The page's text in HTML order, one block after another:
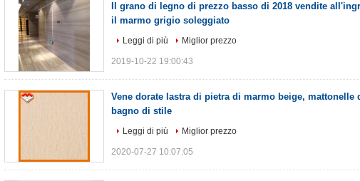
Il grano di legno di prezzo basso di 2018 vendite
il marmo grigio soleggiato
Leggi di più Miglior prezzo
2019-10-22 19:00:43
Vene dorate lastra di pietra di marmo beige, mattonelle
bagno di stile
Leggi di più Miglior prezzo
2020-07-27 10:07:05